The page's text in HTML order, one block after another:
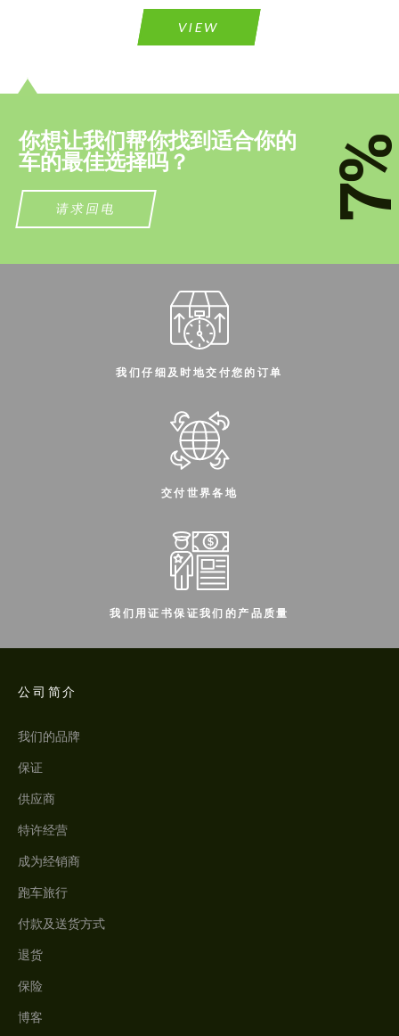
VIEW
你想让我们帮你找到适合你的
车的最佳选择吗？
请求回电
我们仔细及时地交付您的订单
交付世界各地
我们用证书保证我们的产品质量
公司简介
我们的品牌
保证
供应商
特许经营
成为经销商
跑车旅行
付款及送货方式
退货
保险
博客
most competitive offer.
我们讲您的语言
most competitive offer.
我们讲您的语言